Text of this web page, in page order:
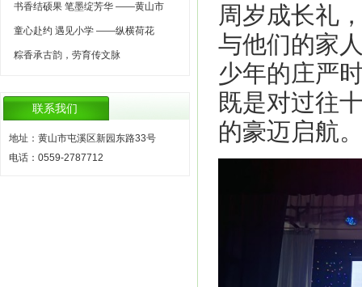
书香结硕果 笔墨绽芳华 ——黄山市
童心赴约 遇见小学 ——纵横荷花
粽香承古韵，劳育传文脉
联系我们
地址：黄山市屯溪区新园东路33号
电话：0559-2787712
周岁成长礼
与他们的家
少年的庄严
既是对过往
的豪迈启航